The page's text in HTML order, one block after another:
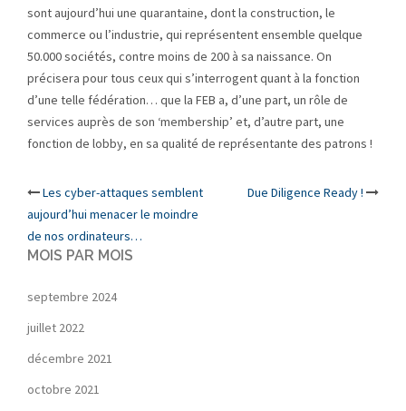
sont aujourd’hui une quarantaine, dont la construction, le
commerce ou l’industrie, qui représentent ensemble quelque
50.000 sociétés, contre moins de 200 à sa naissance. On
précisera pour tous ceux qui s’interrogent quant à la fonction
d’une telle fédération… que la FEB a, d’une part, un rôle de
services auprès de son ‘membership’ et, d’autre part, une
fonction de lobby, en sa qualité de représentante des patrons !
Post
navigation
Les cyber-attaques semblent
aujourd’hui menacer le moindre
de nos ordinateurs…
Due Diligence Ready !
MOIS PAR MOIS
septembre 2024
juillet 2022
décembre 2021
octobre 2021